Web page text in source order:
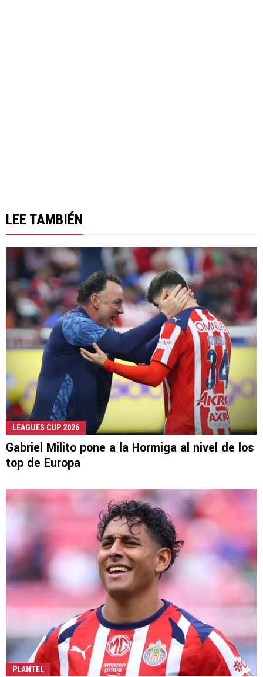
LEE TAMBIÉN
LEAGUES CUP 2026
Gabriel Milito pone a la Hormiga al nivel de los
top de Europa
PLANTEL